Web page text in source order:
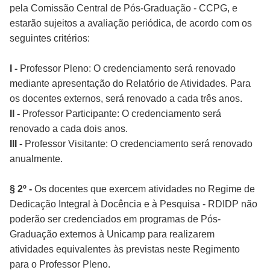
pela Comissão Central de Pós-Graduação - CCPG, e
estarão sujeitos a avaliação periódica, de acordo com os
seguintes critérios:
I - Professor Pleno: O credenciamento será renovado
mediante apresentação do Relatório de Atividades. Para
os docentes externos, será renovado a cada três anos.
II - Professor Participante: O credenciamento será
renovado a cada dois anos.
III - Professor Visitante: O credenciamento será renovado
anualmente.
§ 2º - Os docentes que exercem atividades no Regime de
Dedicação Integral à Docência e à Pesquisa - RDIDP não
poderão ser credenciados em programas de Pós-
Graduação externos à Unicamp para realizarem
atividades equivalentes às previstas neste Regimento
para o Professor Pleno.